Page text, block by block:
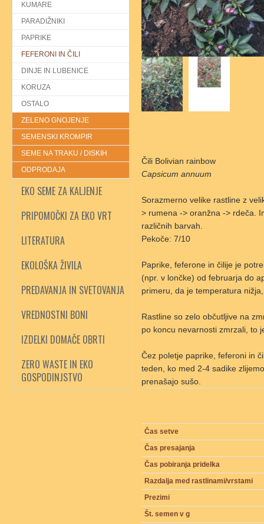
KUMARE
PARADIŽNIKI
PAPRIKE
FEFERONI IN ČILI
DINJE IN LUBENICE
KORUZA
OSTALO
ZELENO GNOJENJE
SEMENSKI KROMPIR
SEME NA TRAKU / DISKIH
ODPRODAJA
EKO SEME ZA KALJENJE
PRIPOMOČKI ZA EKO VRT
LITERATURA
EKOLOŠKA ŽIVILA
PREDAVANJA IN SVETOVANJA
VREDNOSTNI BONI
IZDELKI DOMAČE OBRTI
ZERO WASTE IN EKO
GOSPODINJSTVO
Čili Bolivian rainbow
Capsicum annuum
Sorazmerno velike rastline z
> rumena -> oranžna -> rdeča.
različnih barvah.
Pekoče: 7/10
Paprike, feferone in čilije je
(npr. v lončke) od februarja do
primeru, da je temperatura
Rastline so zelo občutljive na
po koncu nevarnosti zmrzali, to
Čez poletje paprike, feferoni in
teden, ko med 2-4 sadike
prenašajo sušo.
Čas setve
Čas presajanja
Čas pobiranja pridelka
Razdalja med rastlinami/vrstami
Prezimi
Št. semen v g